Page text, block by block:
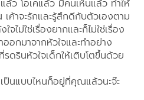
ล้ว โอเคแล้ว มีคนเห็นแล้ว ทำให้
ค้าจะรักและรู้สึกดีกับตัวเองตาม
จไม่ใช่เรื่องยากและก็ไม่ใช่เรื่อง
อกมาจากหัวใจและทำอย่าง
ดรินหัวใจเด็กให้เติบโตขึ้นด้วย
นแบบไหนก็อยู่ที่คุณแล้วนะจ๊ะ